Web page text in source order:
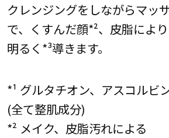
クレンジングをしながらマッ
で、くすんだ顔*²、皮脂によ
明るく*³導きます。
*¹ グルタチオン、アスコルビ
(全て整肌成分)
*² メイク、皮脂汚れによる